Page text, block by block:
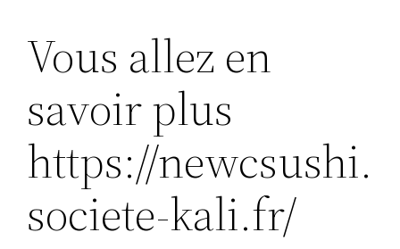
Vous allez en
savoir plus
https://newcsushi.
societe-kali.fr/